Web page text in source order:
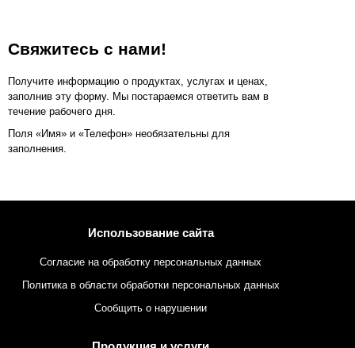
Свяжитесь с нами!
Получите информацию о продуктах, услугах и ценах,
заполнив эту форму. Мы постараемся ответить вам в
течение рабочего дня.
Поля «Имя» и «Телефон» необязательны для
заполнения.
Использование сайта
Согласие на обработку персональных данных
Политика в области обработки персональных данных
Сообщить о нарушении